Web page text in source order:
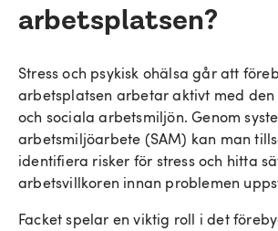
arbetsplatsen?
Stress och psykisk ohälsa går att
arbetsplatsen arbetar aktivt med
och sociala arbetsmiljön. Genom
arbetsmiljöarbete (SAM) kan man
identifiera risker för stress och hitta
arbetsvillkoren innan problemen
Facket spelar en viktig roll i det